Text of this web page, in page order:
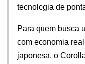
tecnologia de
Para quem busca
com economia
japonesa, o